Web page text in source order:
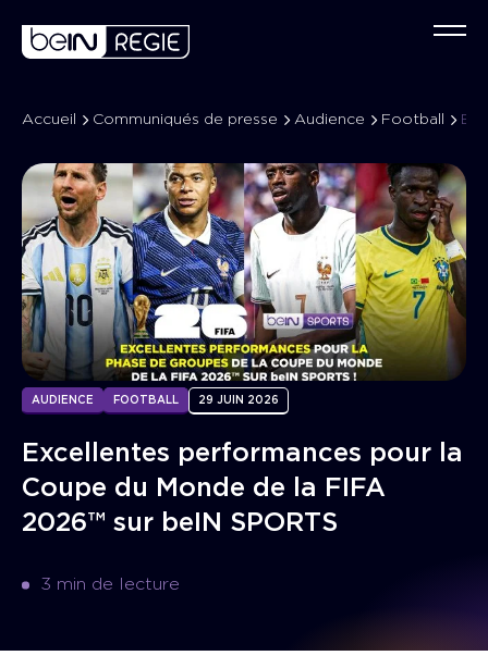
Accueil Communiqués de presse Audience Football
AUDIENCE FOOTBALL 29 JUIN 2026
Excellentes performances pour la
Coupe du Monde de la FIFA
2026™ sur beIN SPORTS
3 min de lecture